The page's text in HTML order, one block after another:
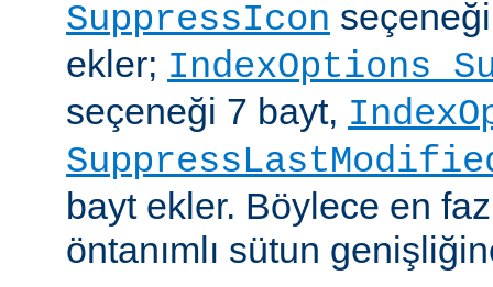
SuppressIcon
ekler; IndexOptions
seçeneği 7 bayt,
bayt ekler. Böylece en
öntanımlı sütun